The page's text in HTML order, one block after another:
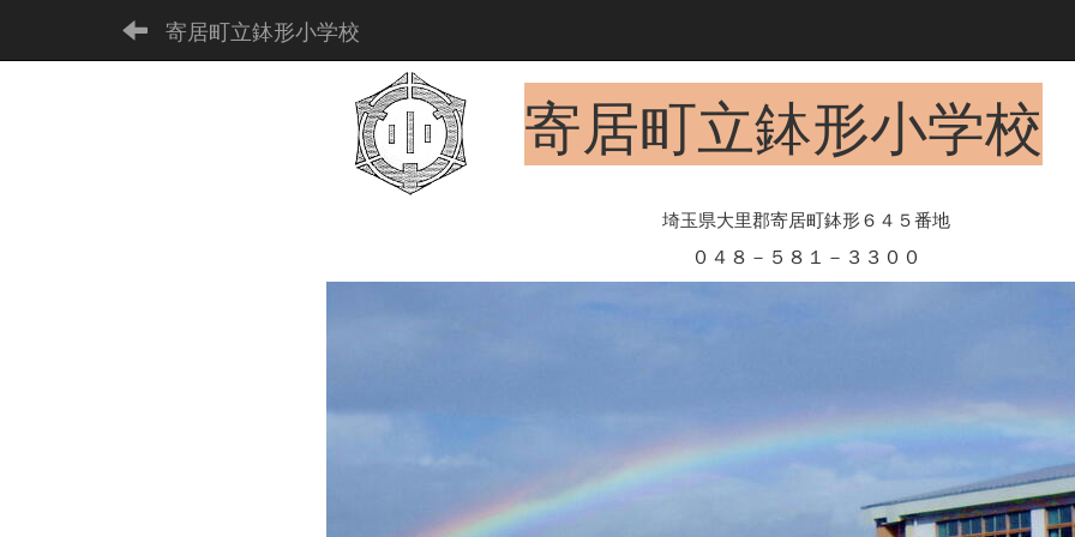
寄居町立鉢形小学校
寄居町立鉢形小学校
埼玉県大里郡寄居町鉢形６４５番地
０４８－５８１－３３００